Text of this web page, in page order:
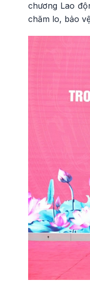
chương Lao
chăm lo, bảo